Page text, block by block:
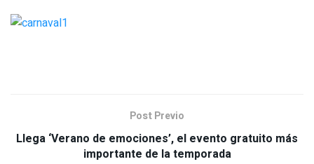
Post Previo
Llega ‘Verano de emociones’, el evento gratuito más
importante de la temporada